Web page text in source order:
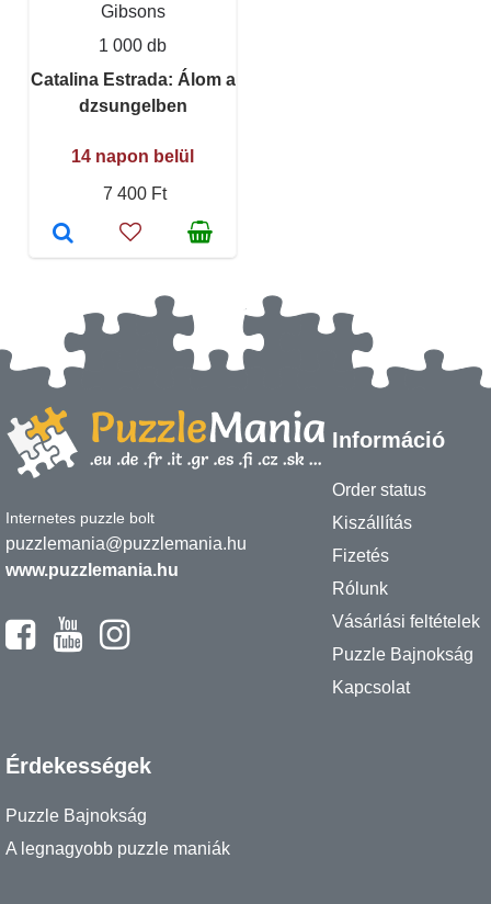
Gibsons
1 000 db
Catalina Estrada: Álom a
dzsungelben
14 napon belül
7 400 Ft
Internetes puzzle bolt
puzzlemania@puzzlemania.hu
www.puzzlemania.hu
Információ
Order status
Kiszállítás
Fizetés
Rólunk
Vásárlási feltételek
Puzzle Bajnokság
Kapcsolat
Érdekességek
Puzzle Bajnokság
A legnagyobb puzzle maniák